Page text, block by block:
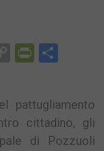
Copy
pattugliamento
cittadino, gli
di Pozzuoli